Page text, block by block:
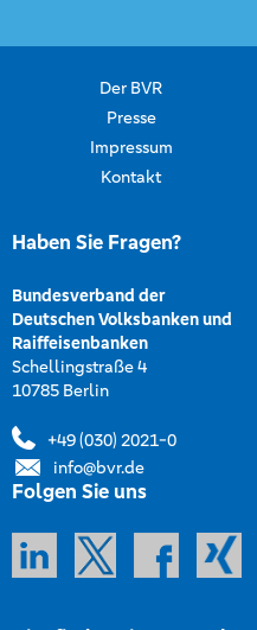
Der BVR
Presse
Impressum
Kontakt
Haben Sie Fragen?
Bundesverband der
Deutschen Volksbanken und
Raiffeisenbanken
Schellingstraße 4
10785 Berlin
+49 (030) 2021-0
info@bvr.de
Folgen Sie uns